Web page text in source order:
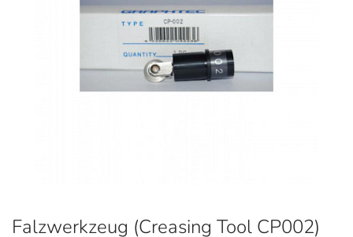
Falzwerkzeug (Creasing Tool CP002)